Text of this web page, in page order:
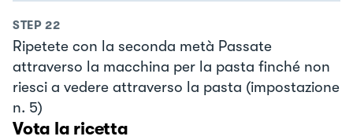
STEP 22
Ripetete con la seconda metà Passate
attraverso la macchina per la pasta finché non
riesci a vedere attraverso la pasta (impostazione
n. 5)
Vota la ricetta